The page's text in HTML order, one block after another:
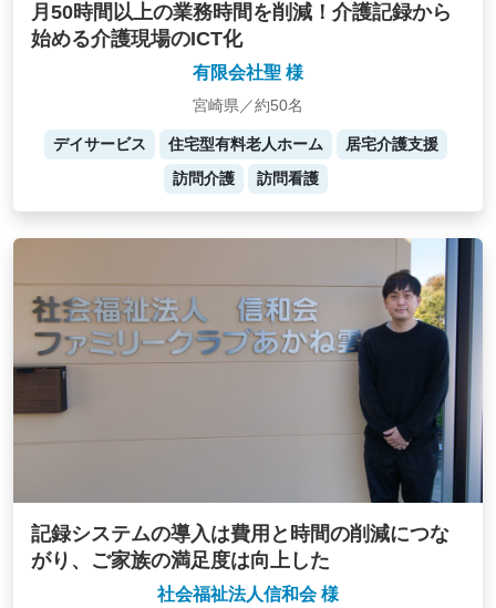
月50時間以上の業務時間を削減！介護記録から
始める介護現場のICT化
有限会社聖 様
宮崎県／約50名
デイサービス 住宅型有料老人ホーム
居宅介護支援
訪問介護
訪問看護
記録システムの導入は費用と時間の削減につな
がり、ご家族の満足度は向上した
社会福祉法人信和会 様